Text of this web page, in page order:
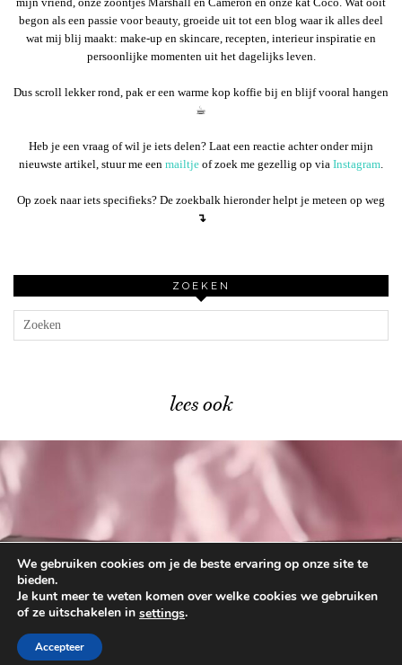
begon als een passie voor beauty, groeide uit tot een blog waar ik alles deel
wat mij blij maakt: make-up en skincare, recepten, interieur inspiratie en
persoonlijke momenten uit het dagelijks leven.
Dus scroll lekker rond, pak er een warme kop koffie bij en blijf vooral hangen
☕︎
Heb je een vraag of wil je iets delen? Laat een reactie achter onder mijn
nieuwste artikel, stuur me een mailtje of zoek me gezellig op via Instagram.
Op zoek naar iets specifieks? De zoekbalk hieronder helpt je meteen op weg
↴
ZOEKEN
lees ook
Catrice Trend Drop Glass …
We gebruiken cookies om je de beste ervaring op onze site te
bieden.
Je kunt meer te weten komen over welke cookies we gebruiken
of ze uitschakelen in settings.
Accepteer